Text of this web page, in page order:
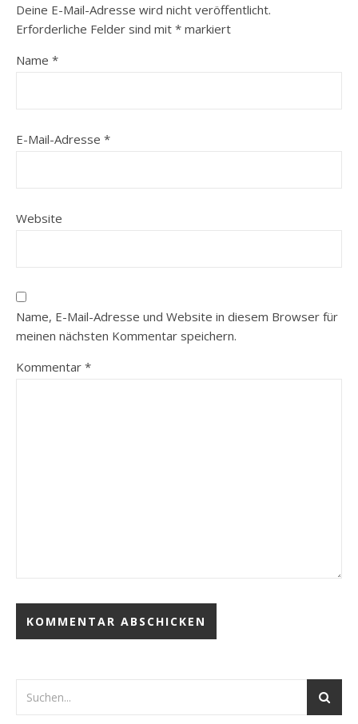
Deine E-Mail-Adresse wird nicht veröffentlicht.
Erforderliche Felder sind mit * markiert
Name *
E-Mail-Adresse *
Website
Name, E-Mail-Adresse und Website in diesem Browser für
meinen nächsten Kommentar speichern.
Kommentar *